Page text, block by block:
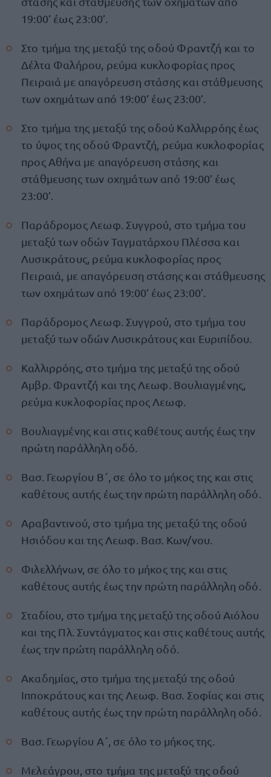
19:00’ έως 23:00’.
Στο τμήμα της μεταξύ της οδού Φραντζή και το
Δέλτα Φαλήρου, ρεύμα κυκλοφορίας προς
Πειραιά με απαγόρευση στάσης και στάθμευσης
των οχημάτων από 19:00’ έως 23:00’.
Στο τμήμα της μεταξύ της οδού Καλλιρρόης έως
το ύψος της οδού Φραντζή, ρεύμα κυκλοφορίας
προς Αθήνα με απαγόρευση στάσης και
στάθμευσης των οχημάτων από 19:00’ έως
23:00’.
Παράδρομος Λεωφ. Συγγρού, στο τμήμα του
μεταξύ των οδών Ταγματάρχου Πλέσσα και
Λυσικράτους, ρεύμα κυκλοφορίας προς
Πειραιά, με απαγόρευση στάσης και στάθμευσης
των οχημάτων από 19:00’ έως 23:00’.
Παράδρομος Λεωφ. Συγγρού, στο τμήμα του
μεταξύ των οδών Λυσικράτους και Ευριπίδου.
Καλλιρρόης, στο τμήμα της μεταξύ της οδού
Αμβρ. Φραντζή και της Λεωφ. Βουλιαγμένης,
ρεύμα κυκλοφορίας προς Λεωφ.
Βουλιαγμένης και στις καθέτους αυτής έως την
πρώτη παράλληλη οδό.
Βασ. Γεωργίου Β΄, σε όλο το μήκος της και στις
καθέτους αυτής έως την πρώτη παράλληλη οδό.
Αραβαντινού, στο τμήμα της μεταξύ της οδού
Ησιόδου και της Λεωφ. Βασ. Κων/νου.
Φιλελλήνων, σε όλο το μήκος της και στις
καθέτους αυτής έως την πρώτη παράλληλη οδό.
Σταδίου, στο τμήμα της μεταξύ της οδού Αιόλου
και της Πλ. Συντάγματος και στις καθέτους αυτής
έως την πρώτη παράλληλη οδό.
Ακαδημίας, στο τμήμα της μεταξύ της οδού
Ιπποκράτους και της Λεωφ. Βασ. Σοφίας και στις
καθέτους αυτής έως την πρώτη παράλληλη οδό.
Βασ. Γεωργίου Α΄, σε όλο το μήκος της.
Μελεάγρου, στο τμήμα της μεταξύ της οδού